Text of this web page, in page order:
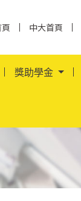
中大首頁
獎助學金